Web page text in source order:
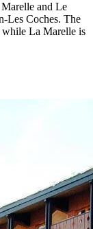
Marelle and Le
Les Coches. The
while La Marelle is